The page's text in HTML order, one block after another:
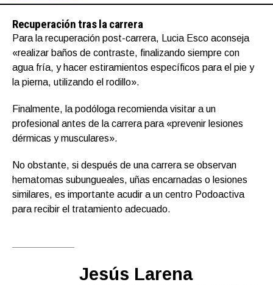
Recuperación tras la carrera
Para la recuperación post-carrera, Lucia Esco aconseja
«realizar baños de contraste, finalizando siempre con
agua fría, y hacer estiramientos específicos para el pie y
la pierna, utilizando el rodillo».
Finalmente, la podóloga recomienda visitar a un
profesional antes de la carrera para «prevenir lesiones
dérmicas y musculares».
No obstante, si después de una carrera se observan
hematomas subungueales, uñas encarnadas o lesiones
similares, es importante acudir a un centro Podoactiva
para recibir el tratamiento adecuado.
Jesús Larena